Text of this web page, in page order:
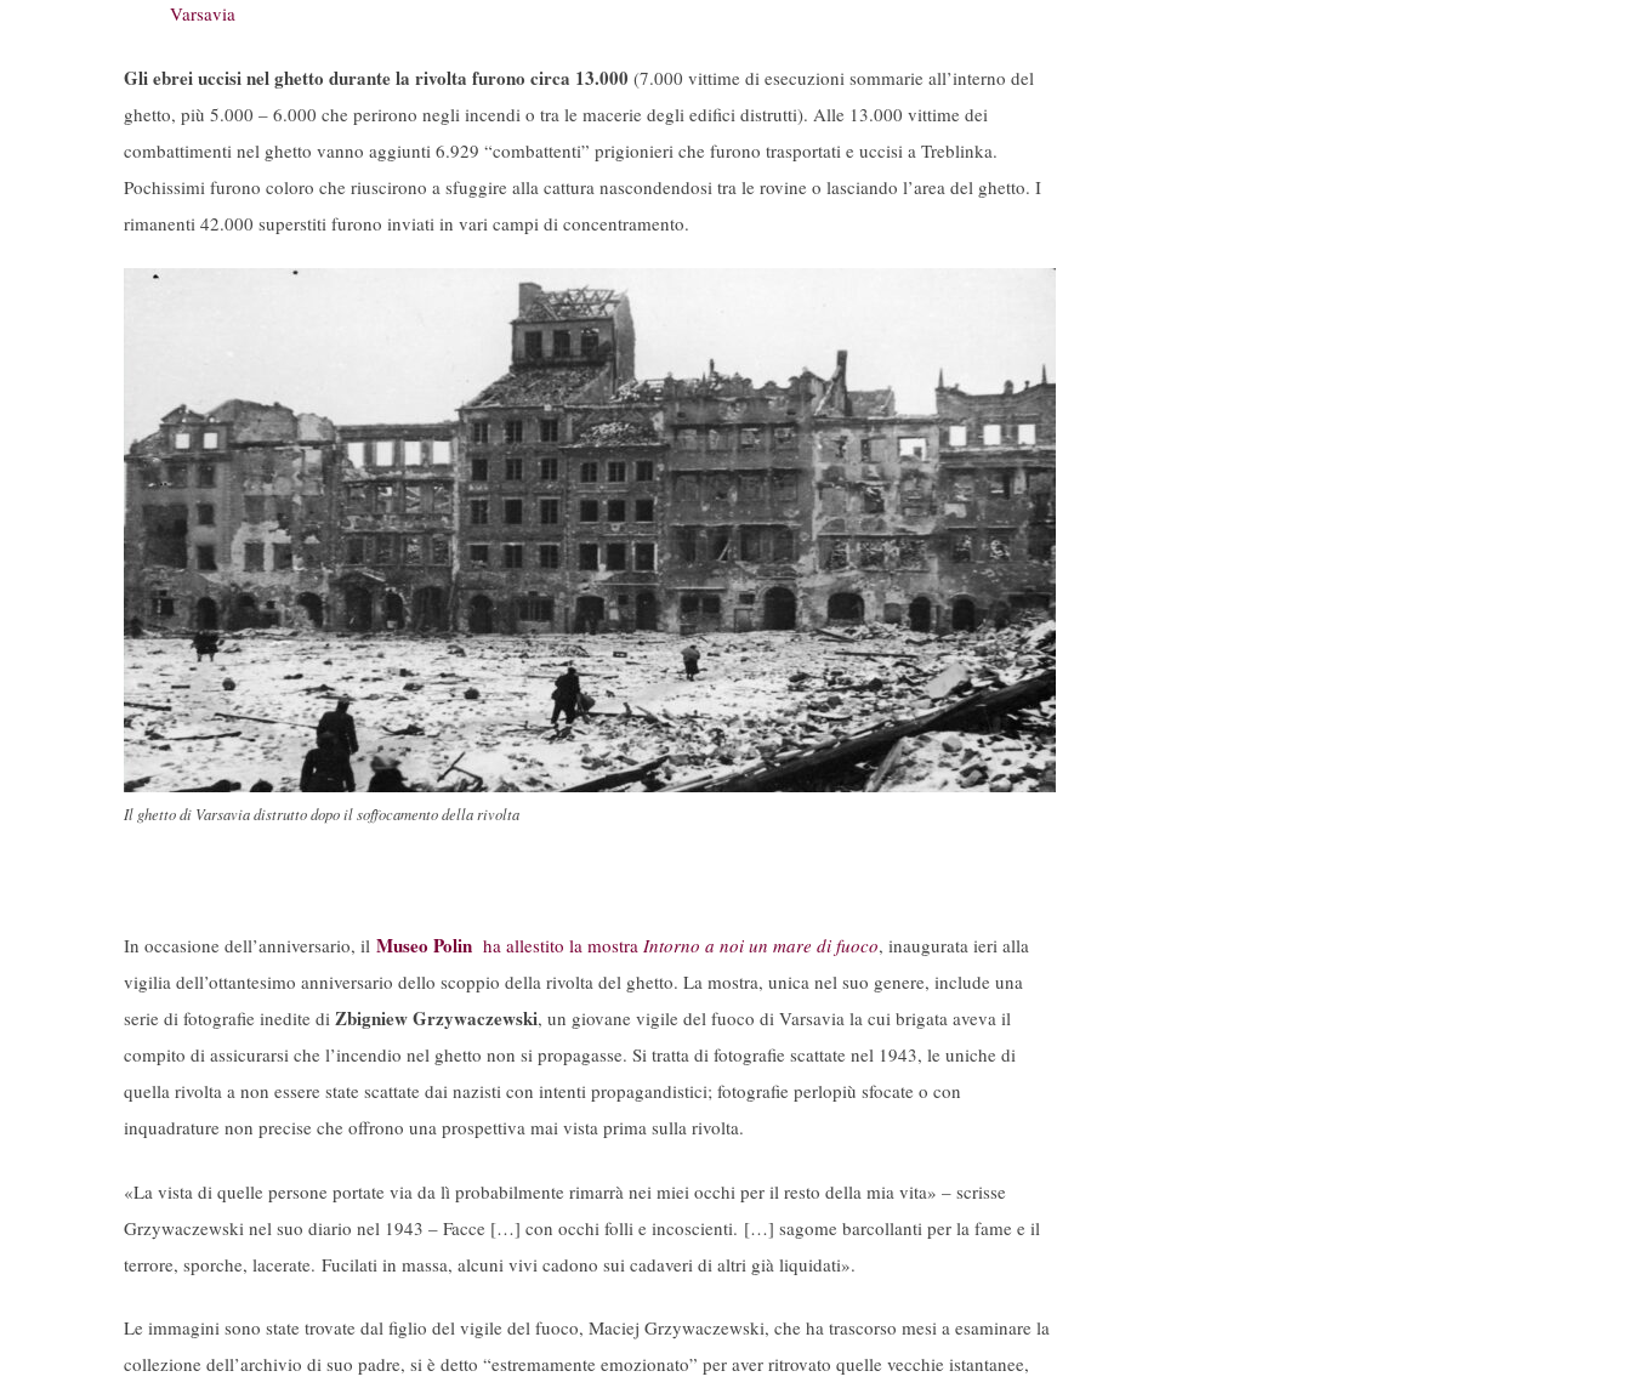
Varsavia
Gli ebrei uccisi nel ghetto durante la rivolta furono circa 13.000 (7.000 vittime di esecuzioni sommarie all’interno del
ghetto, più 5.000 – 6.000 che perirono negli incendi o tra le macerie degli edifici distrutti). Alle 13.000 vittime dei
combattimenti nel ghetto vanno aggiunti 6.929 “combattenti” prigionieri che furono trasportati e uccisi a Treblinka.
Pochissimi furono coloro che riuscirono a sfuggire alla cattura nascondendosi tra le rovine o lasciando l’area del ghetto. I
rimanenti 42.000 superstiti furono inviati in vari campi di concentramento.
Il ghetto di Varsavia distrutto dopo il soffocamento della rivolta
In occasione dell’anniversario, il Museo Polin ha allestito la mostra Intorno a noi un mare di fuoco, inaugurata ieri alla
vigilia dell’ottantesimo anniversario dello scoppio della rivolta del ghetto. La mostra, unica nel suo genere, include una
serie di fotografie inedite di Zbigniew Grzywaczewski, un giovane vigile del fuoco di Varsavia la cui brigata aveva il
compito di assicurarsi che l’incendio nel ghetto non si propagasse. Si tratta di fotografie scattate nel 1943, le uniche di
quella rivolta a non essere state scattate dai nazisti con intenti propagandistici; fotografie perlopiù sfocate o con
inquadrature non precise che offrono una prospettiva mai vista prima sulla rivolta.
«La vista di quelle persone portate via da lì probabilmente rimarrà nei miei occhi per il resto della mia vita» – scrisse
Grzywaczewski nel suo diario nel 1943 – Facce […] con occhi folli e incoscienti. […] sagome barcollanti per la fame e il
terrore, sporche, lacerate. Fucilati in massa, alcuni vivi cadono sui cadaveri di altri già liquidati».
Le immagini sono state trovate dal figlio del vigile del fuoco, Maciej Grzywaczewski, che ha trascorso mesi a esaminare la
collezione dell’archivio di suo padre, si è detto “estremamente emozionato” per aver ritrovato quelle vecchie istantanee,